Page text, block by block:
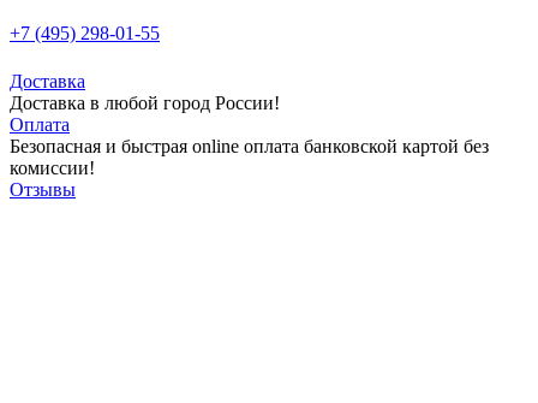
+7 (495) 298-01-55
Доставка
Доставка в любой город России!
Оплата
Безопасная и быстрая online оплата банковской картой без
комиссии!
Отзывы